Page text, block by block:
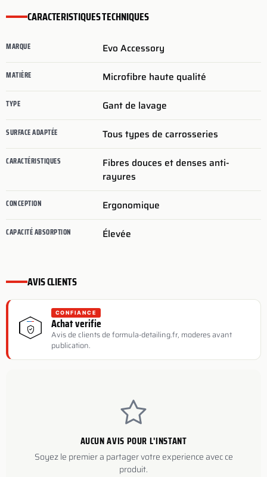
CARACTERISTIQUES TECHNIQUES
MARQUE Evo Accessory
MATIÈRE Microfibre haute qualité
TYPE Gant de lavage
SURFACE ADAPTÉE Tous types de carrosseries
CARACTÉRISTIQUES
Fibres douces et denses anti-
rayures
CONCEPTION Ergonomique
CAPACITÉ ABSORPTION Élevée
AVIS CLIENTS
CONFIANCE
Achat verifie
Avis de clients de formula-detailing.fr, moderes avant
publication.
AUCUN AVIS POUR L'INSTANT
Soyez le premier a partager votre experience avec ce
produit.